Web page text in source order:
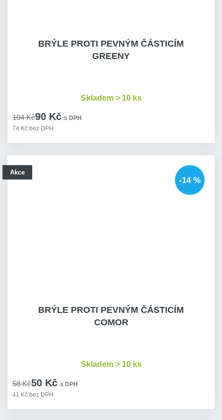
BRÝLE PROTI PEVNÝM ČÁSTICÍM
GREENY
104 Kč90 Kč s DPH
74 Kč bez DPH
Skladem > 10 ks
Akce
-14 %
BRÝLE PROTI PEVNÝM ČÁSTICÍM
COMOR
58 Kč50 Kč s DPH
41 Kč bez DPH
Skladem > 10 ks